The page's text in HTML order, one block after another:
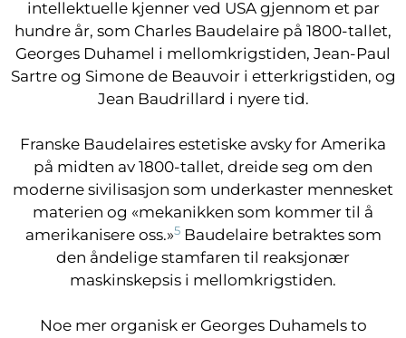
intellektuelle kjenner ved USA gjennom et par
hundre år, som Charles Baudelaire på 1800-tallet,
Georges Duhamel i mellomkrigstiden, Jean-Paul
Sartre og Simone de Beauvoir i etterkrigstiden, og
Jean Baudrillard i nyere tid.
Franske Baudelaires estetiske avsky for Amerika
på midten av 1800-tallet, dreide seg om den
moderne sivilisasjon som underkaster mennesket
materien og «mekanikken som kommer til å
amerikanisere oss.»5Baudelaire betraktes som
den åndelige stamfaren til reaksjonær
maskinskepsis i mellomkrigstiden.
Noe mer organisk er Georges Duhamels to